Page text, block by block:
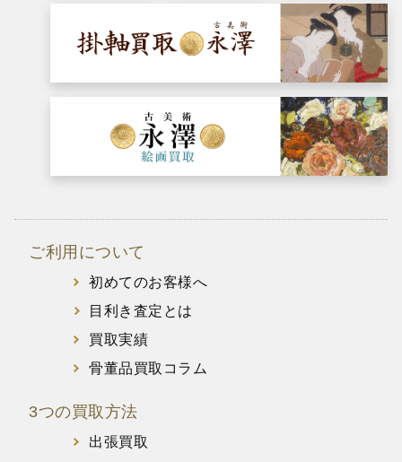
ご利用について
初めてのお客様へ
目利き査定とは
買取実績
骨董品買取コラム
3つの買取方法
出張買取